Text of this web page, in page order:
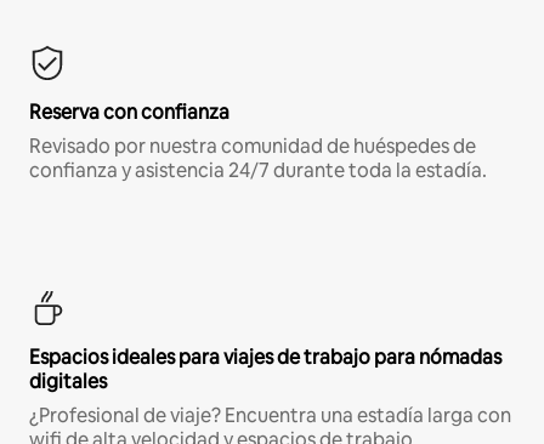
Reserva con confianza
Revisado por nuestra comunidad de huéspedes de
confianza y asistencia 24/7 durante toda la estadía.
Espacios ideales para viajes de trabajo para nómadas
digitales
¿Profesional de viaje? Encuentra una estadía larga con